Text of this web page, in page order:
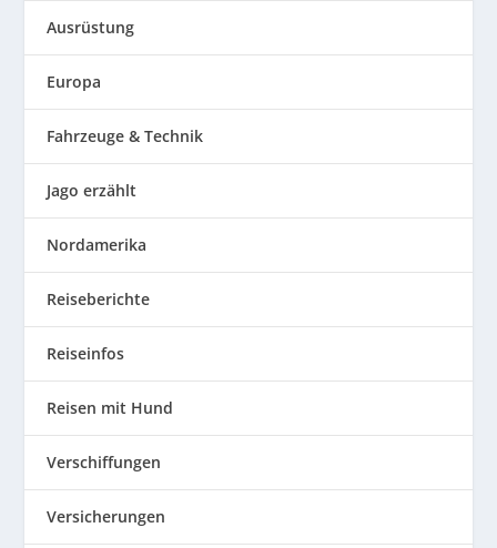
Ausrüstung
Europa
Fahrzeuge & Technik
Jago erzählt
Nordamerika
Reiseberichte
Reiseinfos
Reisen mit Hund
Verschiffungen
Versicherungen